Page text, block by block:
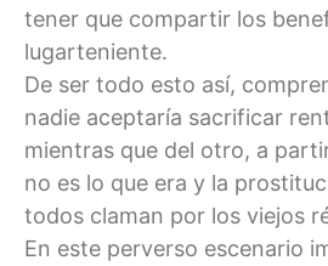
tener que compartir los
lugarteniente.
De ser todo esto así,
nadie aceptaría sacrificar
mientras que del otro, a
no es lo que era y la
todos claman por los viejos
En este perverso escenario